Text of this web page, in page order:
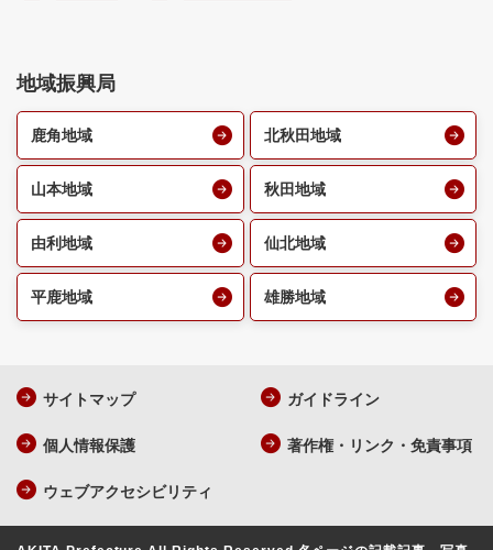
地域振興局
鹿角地域 北秋田地域
山本地域 秋田地域
由利地域 仙北地域
平鹿地域 雄勝地域
サイトマップ ガイドライン
個人情報保護 著作権・リンク・免責事項
ウェブアクセシビリティ